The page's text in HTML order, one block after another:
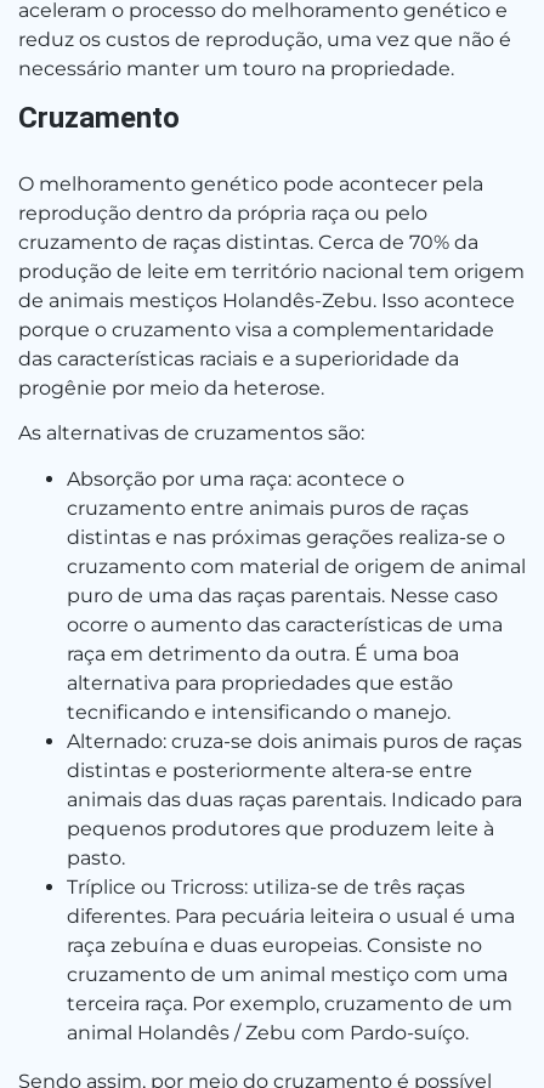
aceleram o processo do melhoramento genético e
reduz os custos de reprodução, uma vez que não é
necessário manter um touro na propriedade.
Cruzamento
O melhoramento genético pode acontecer pela
reprodução dentro da própria raça ou pelo
cruzamento de raças distintas. Cerca de 70% da
produção de leite em território nacional tem origem
de animais mestiços Holandês-Zebu. Isso acontece
porque o cruzamento visa a complementaridade
das características raciais e a superioridade da
progênie por meio da heterose.
As alternativas de cruzamentos são:
Absorção por uma raça: acontece o
cruzamento entre animais puros de raças
distintas e nas próximas gerações realiza-se o
cruzamento com material de origem de animal
puro de uma das raças parentais. Nesse caso
ocorre o aumento das características de uma
raça em detrimento da outra. É uma boa
alternativa para propriedades que estão
tecnificando e intensificando o manejo.
Alternado: cruza-se dois animais puros de raças
distintas e posteriormente altera-se entre
animais das duas raças parentais. Indicado para
pequenos produtores que produzem leite à
pasto.
Tríplice ou Tricross: utiliza-se de três raças
diferentes. Para pecuária leiteira o usual é uma
raça zebuína e duas europeias. Consiste no
cruzamento de um animal mestiço com uma
terceira raça. Por exemplo, cruzamento de um
animal Holandês / Zebu com Pardo-suíço.
Sendo assim, por meio do cruzamento é possível